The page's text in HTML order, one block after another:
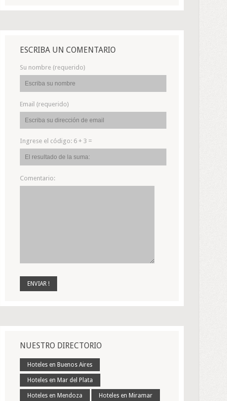
ESCRIBA UN COMENTARIO
Su nombre (requerido)
Email (requerido)
Ingrese el código: 6 + 3 =
Comentario:
NUESTRO DIRECTORIO
Hoteles en Buenos Aires
Hoteles en Mar del Plata
Hoteles en Mendoza Hoteles en Miramar